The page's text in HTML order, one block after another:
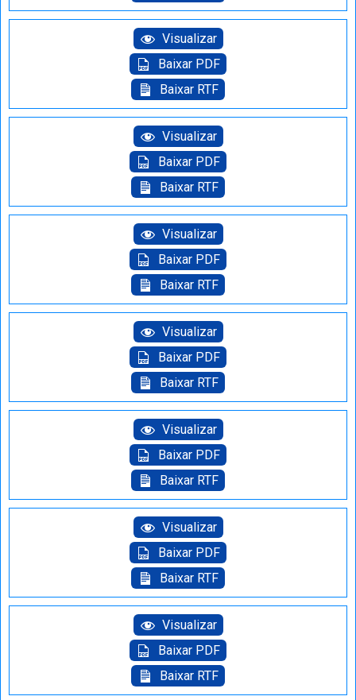
Visualizar
Baixar PDF
Baixar RTF
Visualizar
Baixar PDF
Baixar RTF
Visualizar
Baixar PDF
Baixar RTF
Visualizar
Baixar PDF
Baixar RTF
Visualizar
Baixar PDF
Baixar RTF
Visualizar
Baixar PDF
Baixar RTF
Visualizar
Baixar PDF
Baixar RTF